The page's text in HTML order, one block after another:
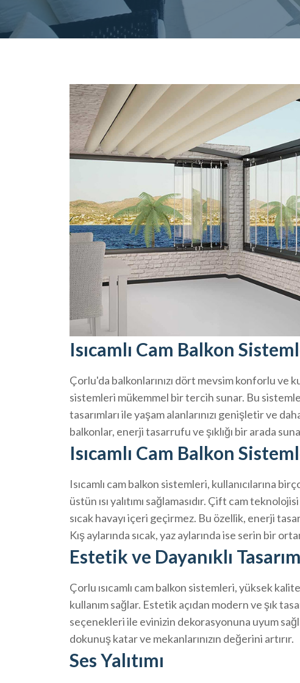
Isıcamlı Cam Balkon
Çorlu'da balkonlarınızı dört mevsim konforlu ve
sistemleri mükemmel bir tercih sunar. Bu
tasarımları ile yaşam alanlarınızı genişletir ve
balkonlar, enerji tasarrufu ve şıklığı bir arada
Isıcamlı Cam Balkon
Isıcamlı cam balkon sistemleri, kullanıcılarına
üstün ısı yalıtımı sağlamasıdır. Çift cam
sıcak havayı içeri geçirmez. Bu özellik, enerji
Kış aylarında sıcak, yaz aylarında ise serin bir
Estetik ve Dayanıklı
Çorlu ısıcamlı cam balkon sistemleri, yüksek
kullanım sağlar. Estetik açıdan modern ve şık
seçenekleri ile evinizin dekorasyonuna uyum
dokunuş katar ve mekanlarınızın değerini artırır.
Ses Yalıtımı